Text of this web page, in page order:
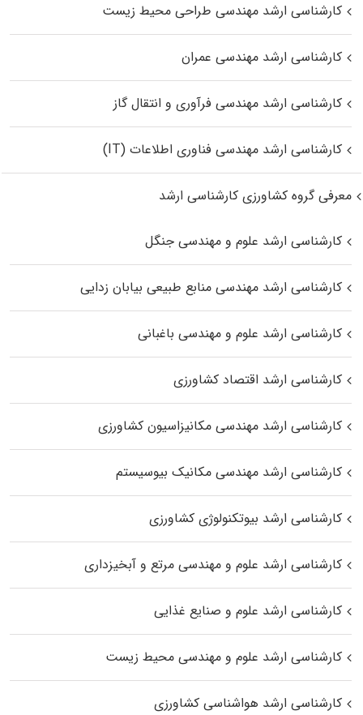
کارشناسی ارشد مهندسی طراحی محیط زیست
کارشناسی ارشد مهندسی عمران
کارشناسی ارشد مهندسی فرآوری و انتقال گاز
کارشناسی ارشد مهندسی فناوری اطلاعات (IT)
معرفی گروه کشاورزی کارشناسی ارشد
کارشناسی ارشد علوم و مهندسی جنگل
کارشناسی ارشد مهندسی منابع طبیعی بیابان زدایی
کارشناسی ارشد علوم و مهندسی باغبانی
کارشناسی ارشد اقتصاد کشاورزی
کارشناسی ارشد مهندسی مکانیزاسیون کشاورزی
کارشناسی ارشد مهندسی مکانیک بیوسیستم
کارشناسی ارشد بیوتکنولوژی کشاورزی
کارشناسی ارشد علوم و مهندسی مرتع و آبخیزداری
کارشناسی ارشد علوم و صنایع غذایی
کارشناسی ارشد علوم و مهندسی محیط زیست
کارشناسی ارشد هواشناسی کشاورزی